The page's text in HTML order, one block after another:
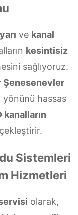
ve kanal
kesintisiz
sağlıyoruz.
Şenesenevler
yönünü hassas
kanalların
Sistemleri
Hizmetleri
olarak,